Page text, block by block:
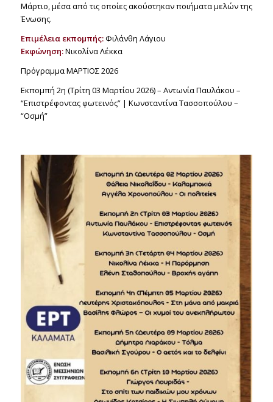
Μάρτιο, μέσα από τις οποίες ακούστηκαν ποιήματα μελών της
Ένωσης.
Επιμέλεια εκπομπής:Φιλάνθη Λάγιου
Εκφώνηση:Νικολίνα Λέκκα
Πρόγραμμα ΜΑΡΤΙΟΣ 2026
Εκπομπή 2η (Τρίτη 03 Μαρτίου 2026) – Αντωνία Παυλάκου –
“Επιστρέφοντας φωτεινός” | Κωνσταντίνα Τασσοπούλου –
“Οσμή”